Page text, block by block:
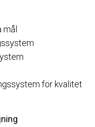
för kvalitet